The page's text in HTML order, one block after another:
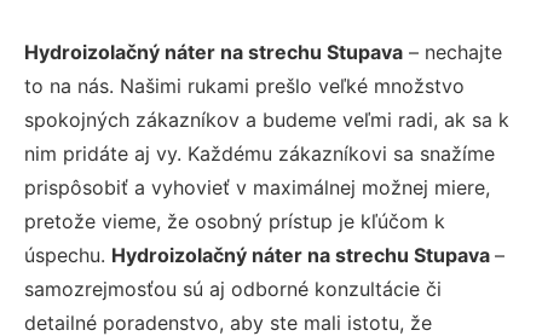
Hydroizolačný náter na strechu Stupava – nechajte
to na nás. Našimi rukami prešlo veľké množstvo
spokojných zákazníkov a budeme veľmi radi, ak sa k
nim pridáte aj vy. Každému zákazníkovi sa snažíme
prispôsobiť a vyhovieť v maximálnej možnej miere,
pretože vieme, že osobný prístup je kľúčom k
úspechu. Hydroizolačný náter na strechu Stupava –
samozrejmosťou sú aj odborné konzultácie či
detailné poradenstvo, aby ste mali istotu, že